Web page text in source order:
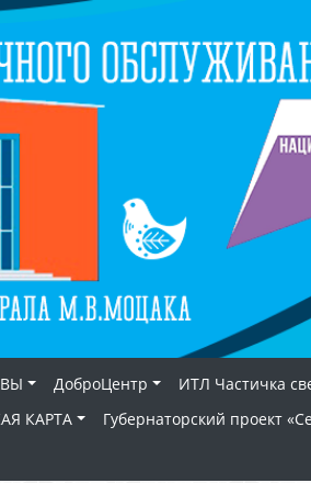
ДоброЦентр ИТЛ Частичка
КАРТА
Губернаторский проект